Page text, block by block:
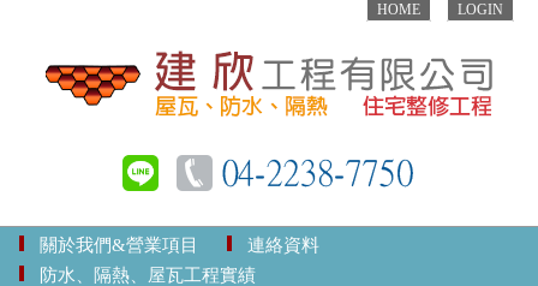
HOME LOGIN
關於我們&營業項目
連絡資料
防水、隔熱、屋瓦工程實績